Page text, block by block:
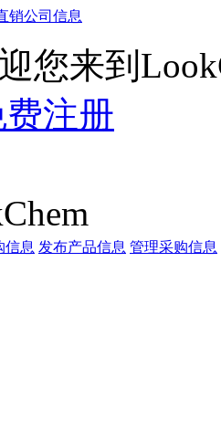
销公司信息
您来到
注册
信息 发布产品信息 管理采购信息